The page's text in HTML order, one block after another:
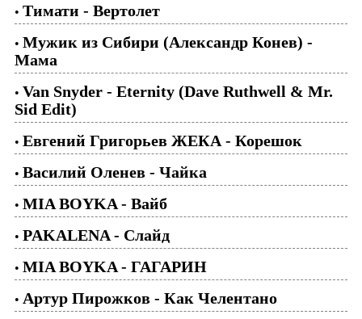
• Тимати - Вертолет
• Мужик из Сибири (Александр Конев) -
Мама
• Van Snyder - Eternity (Dave Ruthwell & Mr.
Sid Edit)
• Евгений Григорьев ЖЕКА - Корешок
• Василий Оленев - Чайка
• MIA BOYKA - Вайб
• PAKALENA - Слайд
• MIA BOYKA - ГАГАРИН
• Артур Пирожков - Как Челентано